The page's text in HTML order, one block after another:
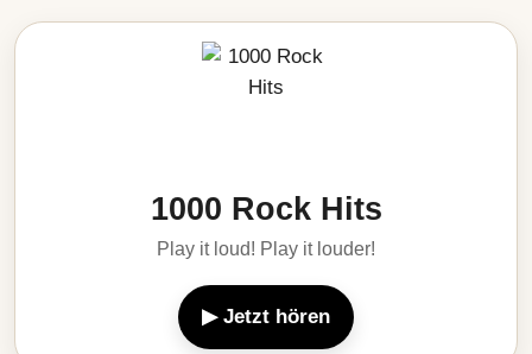
1000 Rock Hits
Play it loud! Play it louder!
▶ Jetzt hören